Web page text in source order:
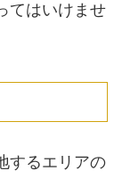
てはいけませ
するエリアの